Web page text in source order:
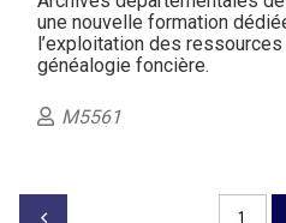
une nouvelle formation
l’exploitation des
généalogie foncière.
M5561
1